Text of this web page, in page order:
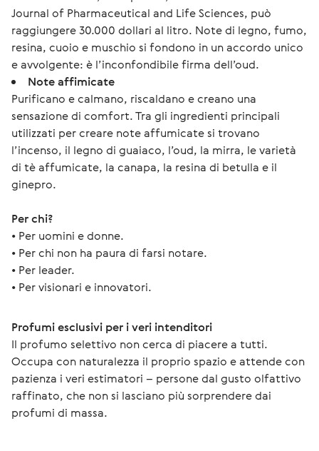
Journal of Pharmaceutical and Life Sciences, può
raggiungere 30.000 dollari al litro. Note di legno, fumo,
resina, cuoio e muschio si fondono in un accordo unico
e avvolgente: è l’inconfondibile firma dell’oud.
Note affimicate
Purificano e calmano, riscaldano e creano una
sensazione di comfort. Tra gli ingredienti principali
utilizzati per creare note affumicate si trovano
l’incenso, il legno di guaiaco, l’oud, la mirra, le varietà
di tè affumicate, la canapa, la resina di betulla e il
ginepro.
Per chi?
• Per uomini e donne.
• Per chi non ha paura di farsi notare.
• Per leader.
• Per visionari e innovatori.
Profumi esclusivi per i veri intenditori
Il profumo selettivo non cerca di piacere a tutti.
Occupa con naturalezza il proprio spazio e attende con
pazienza i veri estimatori – persone dal gusto olfattivo
raffinato, che non si lasciano più sorprendere dai
profumi di massa.